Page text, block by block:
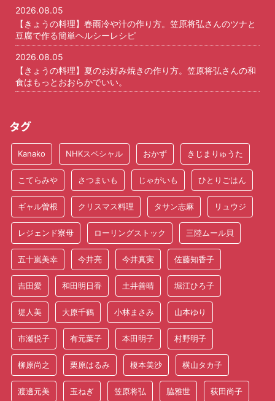
2026.08.05
【きょうの料理】春雨冷や汁の作り方。笠原将弘さんのツナと
豆腐で作る簡単ヘルシーレシピ
2026.08.05
【きょうの料理】夏のお好み焼きの作り方。笠原将弘さんの和
食はもっとおおらかでいい。
タグ
Kanako NHKスペシャル おかず きじまりゅうた
こてらみや さつまいも じゃがいも ひとりごはん
ギャル曽根 クリスマス料理 タサン志麻 リュウジ
レジェンド寮母 ローリングストック 三陸ムール貝
五十嵐美幸 今井亮 今井真実 佐藤知香子
吉田愛 和田明日香 土井善晴 堀江ひろ子
堤人美 大原千鶴 小林まさみ 山本ゆり
市瀬悦子 有元葉子 本田明子 村野明子
柳原尚之 栗原はるみ 榎本美沙 横山タカ子
渡邊元美 玉ねぎ 笠原将弘 脇雅世 荻田尚子